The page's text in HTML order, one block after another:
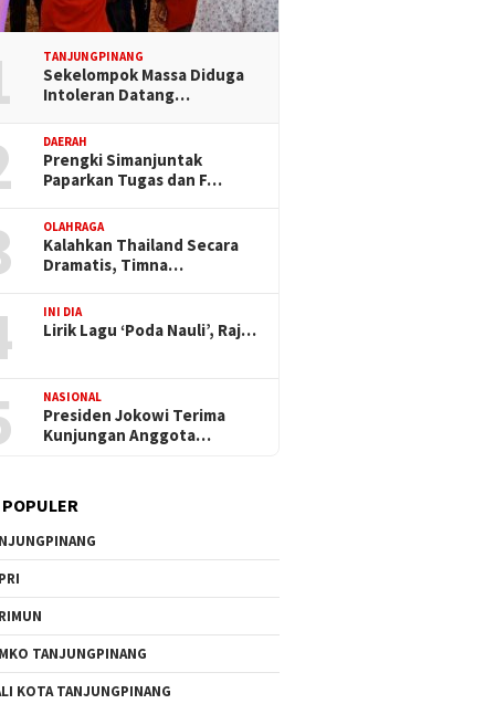
TANJUNGPINANG
Sekelompok Massa Diduga
Intoleran Datang…
DAERAH
Prengki Simanjuntak
Paparkan Tugas dan F…
OLAHRAGA
Kalahkan Thailand Secara
Dramatis, Timna…
INI DIA
Lirik Lagu ‘Poda Nauli’, Raj…
NASIONAL
Presiden Jokowi Terima
Kunjungan Anggota…
TANJUNGPINANG
KOTA TANJUNGPINANG